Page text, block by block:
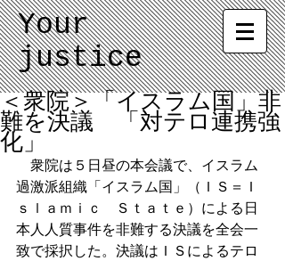
Your
justice
＜衆院＞「イスラム国」非
難を決議 「対テロ連携強
化」
衆院は５日昼の本会議で、イスラム
過激派組織「イスラム国」（ＩＳ＝Ｉ
ｓｌａｍｉｃ　Ｓｔａｔｅ）による日
本人人質事件を非難する決議を全会一
致で採択した。決議はＩＳによるテロ